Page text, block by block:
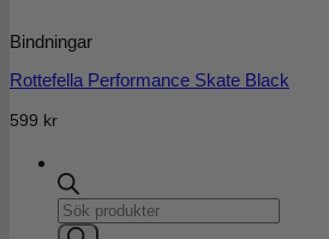
Products
search
Bindningar
Rottefella Performance Skate Black
599 kr